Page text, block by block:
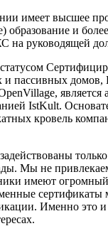
имеет высшее
образование и
на руководящей
и пассивных домов,
является
IstKult.
кровель
Мы не
имеют
сертификаты
Именно это и